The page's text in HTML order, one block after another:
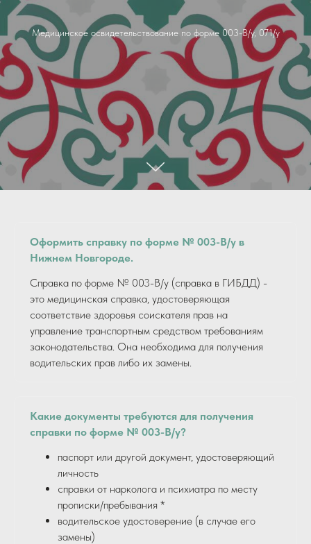
Медицинское освидетельствование по форме 003-В/у, 071/у
Оформить справку по форме № 003-В/у в
Нижнем Новгороде.
Справка по форме № 003-В/у (справка в ГИБДД) -
это медицинская справка, удостоверяющая
соответствие здоровья соискателя прав на
управление транспортным средством требованиям
законодательства. Она необходима для получения
водительских прав либо их замены.
Какие документы требуются для получения
справки по форме № 003-В/у?
паспорт или другой документ, удостоверяющий
личность
справки от нарколога и психиатра по месту
прописки/пребывания *
водительское удостоверение (в случае его
замены)